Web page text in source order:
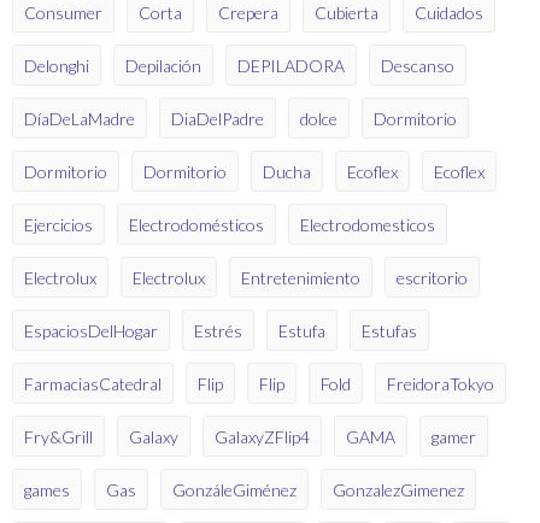
Consumer Corta Crepera Cubierta Cuidados
Delonghi Depilación DEPILADORA Descanso
DíaDeLaMadre DiaDelPadre dolce Dormitorio
Dormitorio Dormitorio Ducha Ecoflex Ecoflex
Ejercicios Electrodomésticos Electrodomesticos
Electrolux Electrolux Entretenimiento escritorio
EspaciosDelHogar Estrés Estufa Estufas
FarmaciasCatedral Flip Flip Fold FreidoraTokyo
Fry&Grill Galaxy GalaxyZFlip4 GAMA gamer
games Gas GonzáleGiménez GonzalezGimenez